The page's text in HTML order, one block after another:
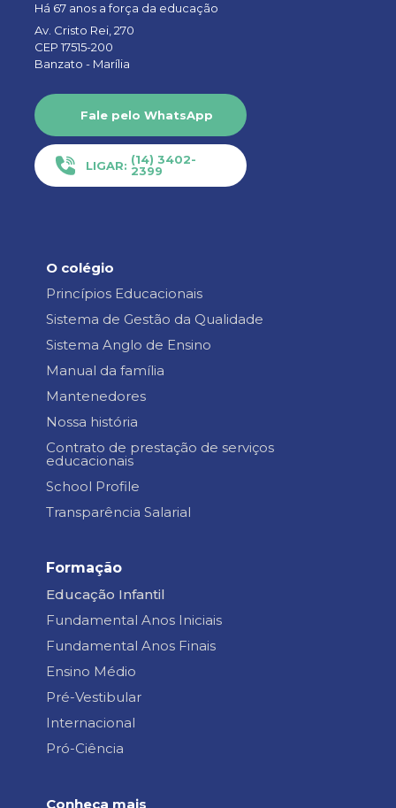
Há 67 anos a força da educação
Av. Cristo Rei, 270
CEP 17515-200
Banzato - Marília
Fale pelo WhatsApp
LIGAR: (14) 3402-
2399
O colégio
Princípios Educacionais
Sistema de Gestão da Qualidade
Sistema Anglo de Ensino
Manual da família
Mantenedores
Nossa história
Contrato de prestação de serviços
educacionais
School Profile
Transparência Salarial
Formação
Educação Infantil
Fundamental Anos Iniciais
Fundamental Anos Finais
Ensino Médio
Pré-Vestibular
Internacional
Pró-Ciência
Conheça mais